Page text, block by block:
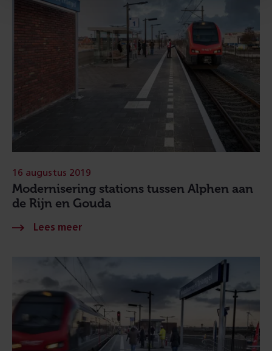
Modernisering stations tussen Alphen aan
de Rijn en Gouda
16 augustus 2019